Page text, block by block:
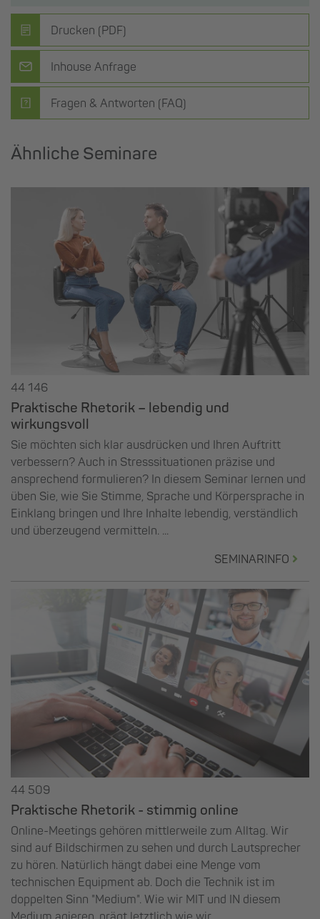
Drucken (PDF)
Inhouse Anfrage
Fragen & Antworten (FAQ)
Ähnliche Seminare
44 146
Praktische Rhetorik – lebendig und
wirkungsvoll
Sie möchten sich klar ausdrücken und Ihren Auftritt
verbessern? Auch in Stresssituationen präzise und
ansprechend formulieren? In diesem Seminar lernen und
üben Sie, wie Sie Stimme, Sprache und Körpersprache in
Einklang bringen und Ihre Inhalte lebendig, verständlich
und überzeugend vermitteln. ...
SEMINARINFO
44 509
Praktische Rhetorik - stimmig online
Online-Meetings gehören mittlerweile zum Alltag. Wir
sind auf Bildschirmen zu sehen und durch Lautsprecher
zu hören. Natürlich hängt dabei eine Menge vom
technischen Equipment ab. Doch die Technik ist im
doppelten Sinn "Medium". Wie wir MIT und IN diesem